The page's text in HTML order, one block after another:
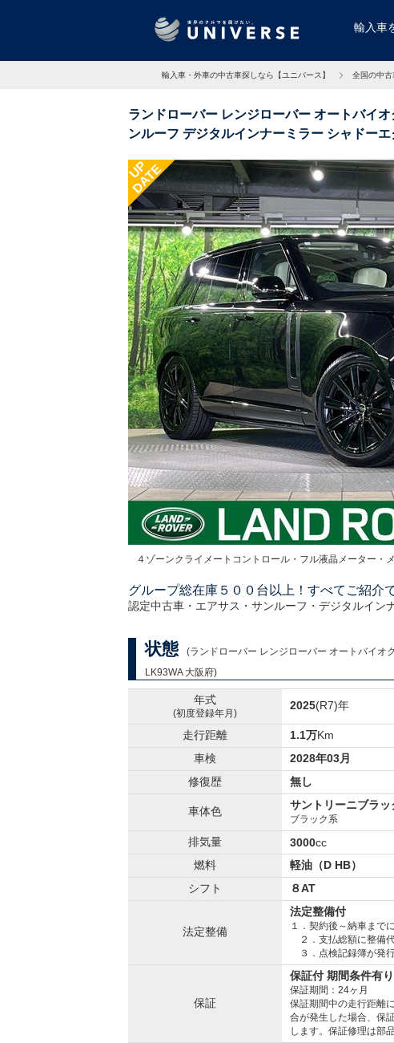
輸入車
輸入車・外車の中古車探しなら【ユニバース】 全国の中
ランドローバー レンジローバー オートバイ
ンルーフ デジタルインナーミラー シャドー
UP
DATE
４ゾーンクライメートコントロール・フル液晶メーター・
グループ総在庫５００台以上！すべてご紹介
認定中古車・エアサス・サンルーフ・デジタルイン
状態
(ランドローバー レンジローバー オートバイオ
LK93WA 大阪府)
年式
(初度登録年月)
2025(R7)年
走行距離 1.1万Km
車検
2028年03月
修復歴
無し
車体色 サントリーニブラッ
ブラック系
排気量 3000cc
燃料
軽油（D HB）
シフト
８AT
法定整備
法定整備付
１．契約後～納車まで
２．支払総額に整備
３．点検記録簿が発行
保証
保証付 期間条件有り
保証期間：24ヶ月
保証期間中の走行距離
合が発生した場合、保
します。保証修理は部